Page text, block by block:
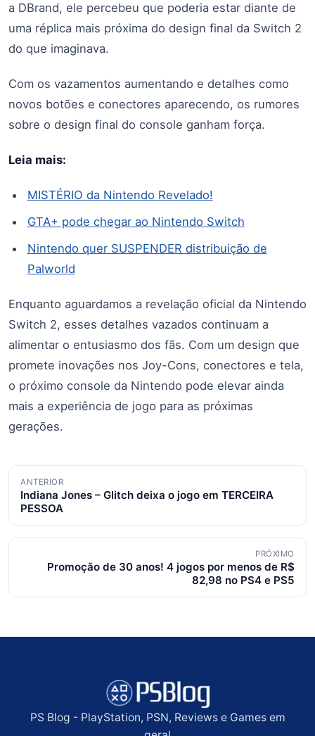
a DBrand, ele percebeu que poderia estar diante de
uma réplica mais próxima do design final da Switch 2
do que imaginava.
Com os vazamentos aumentando e detalhes como
novos botões e conectores aparecendo, os rumores
sobre o design final do console ganham força.
Leia mais:
MISTÉRIO da Nintendo Revelado!
GTA+ pode chegar ao Nintendo Switch
Nintendo quer SUSPENDER distribuição de
Palworld
Enquanto aguardamos a revelação oficial da Nintendo
Switch 2, esses detalhes vazados continuam a
alimentar o entusiasmo dos fãs. Com um design que
promete inovações nos Joy-Cons, conectores e tela,
o próximo console da Nintendo pode elevar ainda
mais a experiência de jogo para as próximas
gerações.
Navegação
de
posts
ANTERIOR
Indiana Jones – Glitch deixa o jogo em TERCEIRA
PESSOA
PRÓXIMO
Promoção de 30 anos! 4 jogos por menos de R$
82,98 no PS4 e PS5
PS Blog - PlayStation, PSN, Reviews e Games em